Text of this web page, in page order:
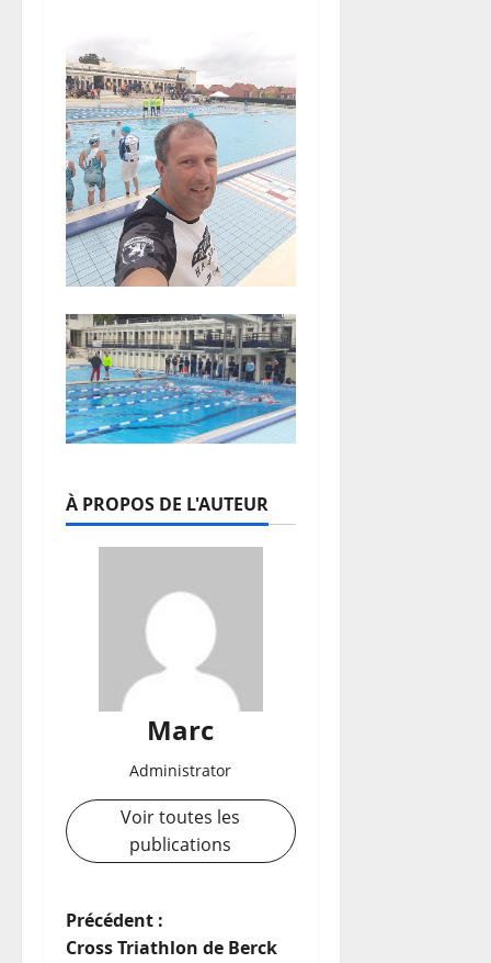
À PROPOS DE L'AUTEUR
Marc
Administrator
Voir toutes les
publications
N
Précédent :
Cross Triathlon de Berck